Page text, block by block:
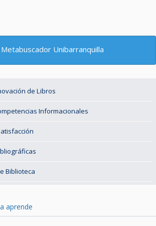
Metabuscador Unibarranquilla
de Libros
Informacionales
Biblioteca